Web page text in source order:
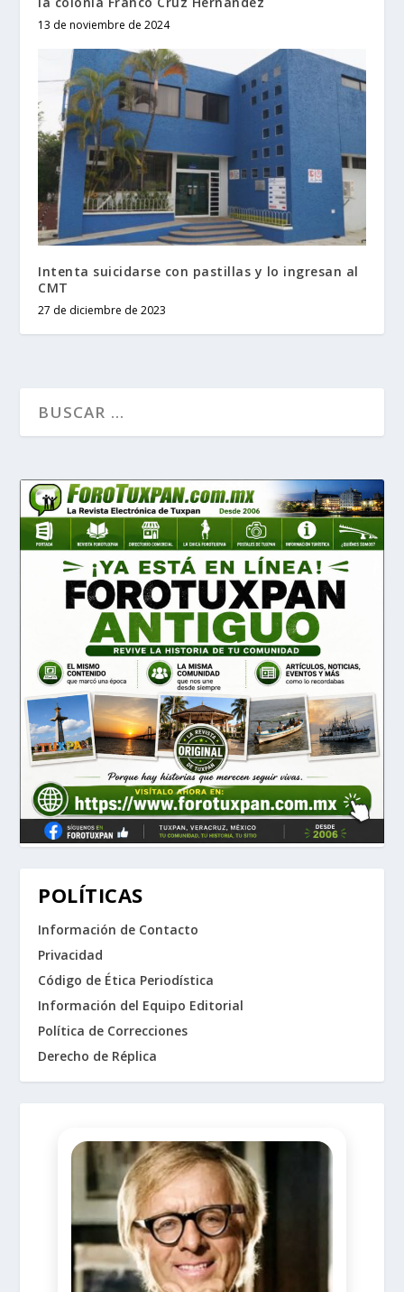
13 de noviembre de 2024
Intenta suicidarse con pastillas y lo ingresan al
CMT
27 de diciembre de 2023
POLÍTICAS
Información de Contacto
Privacidad
Código de Ética Periodística
Información del Equipo Editorial
Política de Correcciones
Derecho de Réplica